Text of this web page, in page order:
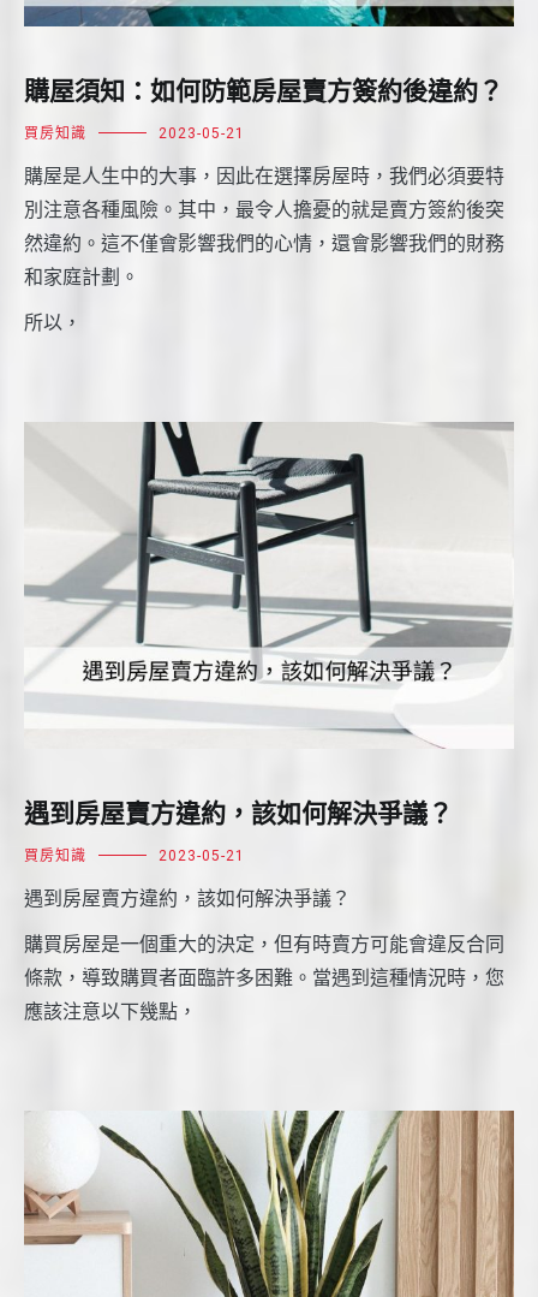
購屋須知：如何防範房屋賣方簽約後違約？
買房知識 2023-05-21
購屋是人生中的大事，因此在選擇房屋時，我們必須要特
別注意各種風險。其中，最令人擔憂的就是賣方簽約後突
然違約。這不僅會影響我們的心情，還會影響我們的財務
和家庭計劃。
所以，
遇到房屋賣方違約，該如何解決爭議？
買房知識 2023-05-21
遇到房屋賣方違約，該如何解決爭議？
購買房屋是一個重大的決定，但有時賣方可能會違反合同
條款，導致購買者面臨許多困難。當遇到這種情況時，您
應該注意以下幾點，